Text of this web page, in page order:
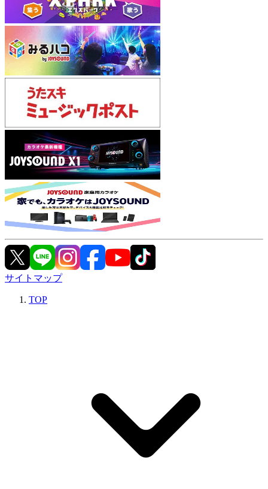
サイトマップ
TOP